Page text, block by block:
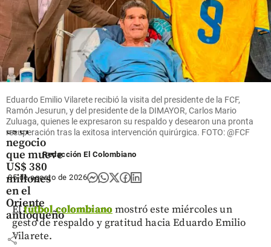
Oriente
Antioqueño
Flores que
cruzan el
cielo: así
es el
negocio
que mueve
US$ 380
millones
en el
Oriente
antioqueño
share
Eduardo Emilio Vilarete recibió la visita del presidente de la FCF,
Ramón Jesurun, y del presidente de la DIMAYOR, Carlos Mario
Zuluaga, quienes le expresaron su respaldo y desearon una pronta
recuperación tras la exitosa intervención quirúrgica. FOTO: @FCF
Redacción El Colombiano
05 de agosto de 2026
Elfútbol colombianomostró este miércoles un
gesto de respaldo y gratitud hacia Eduardo Emilio
Vilarete.